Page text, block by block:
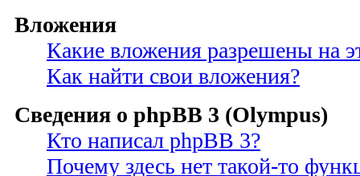
Вложения
Какие вложения разрешены на
Как найти свои вложения?
Сведения о phpBB 3 (Olympus)
Кто написал phpBB 3?
Почему здесь нет такой-то